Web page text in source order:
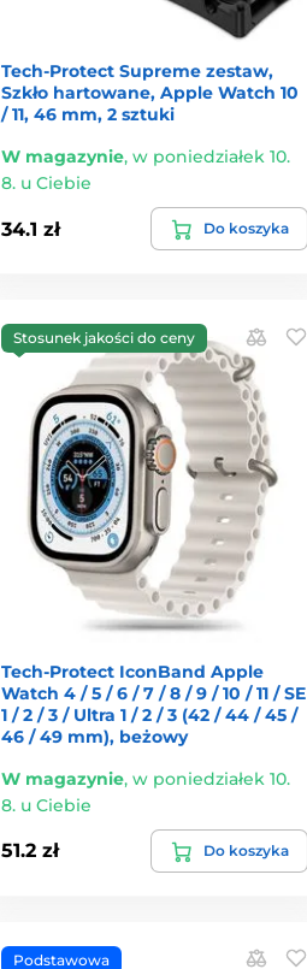
Tech-Protect Supreme zestaw,
Szkło hartowane, Apple Watch 10
/ 11, 46 mm, 2 sztuki
W magazynie, w poniedziałek 10.
8. u Ciebie
34.1 zł Do koszyka
Stosunek jakości do ceny
Tech-Protect IconBand Apple
Watch 4 / 5 / 6 / 7 / 8 / 9 / 10 / 11 / SE
1 / 2 / 3 / Ultra 1 / 2 / 3 (42 / 44 / 45 /
46 / 49 mm), beżowy
W magazynie, w poniedziałek 10.
8. u Ciebie
51.2 zł Do koszyka
Podstawowa